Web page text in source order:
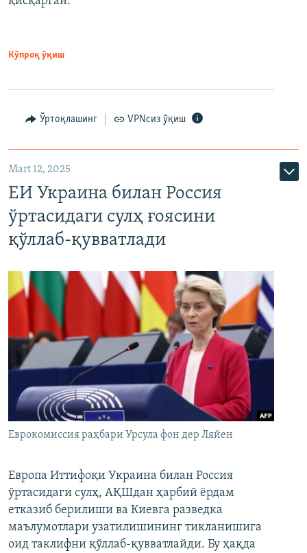
Кўпроқ ўқиш
Ўртоқлашинг VPNсиз ўқиш
Mart 12, 2025
ЕИ Украина билан Россия
ўртасидаги сулҳ ғоясини
қўллаб-қувватлади
Еврокомиссия раҳбари Урсула фон дер Ляйен
Европа Иттифоқи Украина билан Россия
ўртасидаги сулҳ, АҚШдан ҳарбий ёрдам
етказиб берилиши ва Киевга разведка
маълумотлари узатилишининг тикланишига
оид таклифни қўллаб-қувватлайди. Бу ҳақда